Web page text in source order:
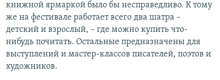
книжной ярмаркой было бы несправедливо. К тому
же на фестивале работает всего два шатра –
детский и взрослый, – где можно купить что-
нибудь почитать. Остальные предназначены для
выступлений и мастер-классов писателей, поэтов и
художников.